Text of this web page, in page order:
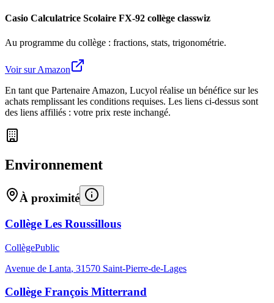
Casio Calculatrice Scolaire FX-92 collège classwiz
Au programme du collège : fractions, stats, trigonométrie.
Voir sur Amazon
En tant que Partenaire Amazon, Lucyol réalise un bénéfice sur les
achats remplissant les conditions requises. Les liens ci-dessus sont
des liens affiliés : votre prix reste inchangé.
Environnement
À proximité
Collège Les Roussillous
CollègePublic
Avenue de Lanta, 31570 Saint-Pierre-de-Lages
Collège François Mitterrand